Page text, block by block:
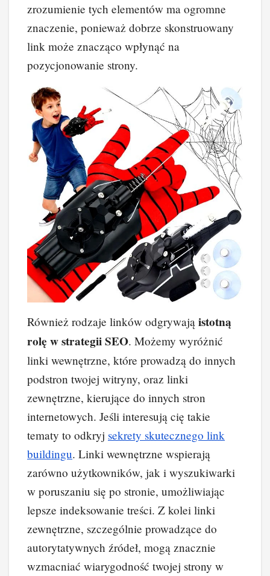
zrozumienie tych elementów ma ogromne
znaczenie, ponieważ dobrze skonstruowany
link może znacząco wpłynąć na
pozycjonowanie strony.
Również rodzaje linków odgrywają istotną
rolę w strategii SEO. Możemy wyróżnić
linki wewnętrzne, które prowadzą do innych
podstron twojej witryny, oraz linki
zewnętrzne, kierujące do innych stron
internetowych. Jeśli interesują cię takie
tematy to odkryj sekrety skutecznego link
buildingu. Linki wewnętrzne wspierają
zarówno użytkowników, jak i wyszukiwarki
w poruszaniu się po stronie, umożliwiając
lepsze indeksowanie treści. Z kolei linki
zewnętrzne, szczególnie prowadzące do
autorytatywnych źródeł, mogą znacznie
wzmacniać wiarygodność twojej strony w